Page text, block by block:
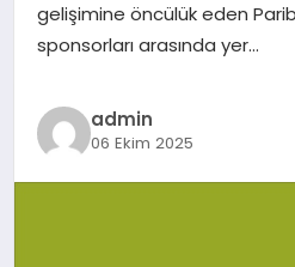
gelişimine öncülük eden
sponsorları arasında yer…
admin
06 Ekim 2025